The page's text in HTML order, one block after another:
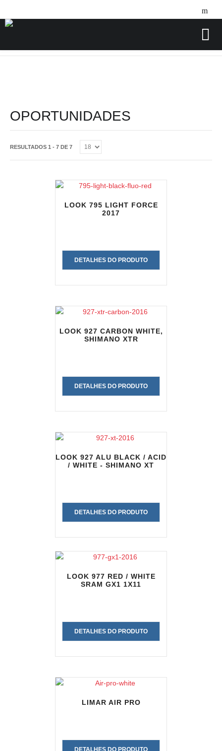
OPORTUNIDADES
RESULTADOS 1 - 7 DE 7
LOOK 795 LIGHT FORCE
2017
DETALHES DO PRODUTO
LOOK 927 CARBON WHITE,
SHIMANO XTR
DETALHES DO PRODUTO
LOOK 927 ALU BLACK / ACID
/ WHITE - SHIMANO XT
DETALHES DO PRODUTO
LOOK 977 RED / WHITE
SRAM GX1 1X11
DETALHES DO PRODUTO
LIMAR AIR PRO
DETALHES DO PRODUTO